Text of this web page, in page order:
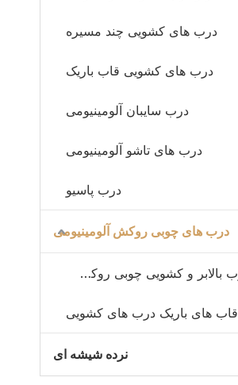
درب های کشویی چند مسیره
درب های کشویی قاب باریک
درب سایبان آلومینیومی
درب های تاشو آلومینیومی
درب پاسیو
درب های چوبی روکش آلومینیومی
درب بالابر و کشویی چوبی روکش آلومینیومی
قاب های باریک درب های کشویی
نرده شیشه ای